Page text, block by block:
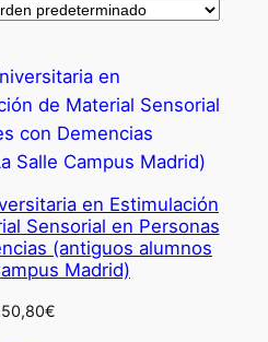
en Estimulación
Sensorial en Personas
(antiguos alumnos
Madrid)
€